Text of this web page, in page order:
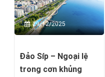
vực phá sản nay trở
thành điểm đến mới của
dòng vốn quốc tế, thu
toàn cầu chỉ riêng trong
năm 2024.
29/12/2025
Đảo Síp – Ngoại lệ
trong cơn khủng